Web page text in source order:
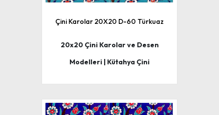
Çini Karolar 20X20 D-60 Türkuaz
20x20 Çini Karolar ve Desen
Modelleri | Kütahya Çini